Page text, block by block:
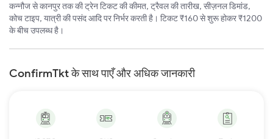
कन्नौज से कानपुर तक की ट्रेन टिकट की कीमत, ट्रैवल की तारीख, सीज़नल डिमांड,
कोच टाइप, यात्री की पसंद आदि पर निर्भर करती है। टिकट ₹160 से शुरू होकर ₹1200
के बीच उपलब्ध है।
ConfirmTkt के साथ पाएँ और अधिक जानकारी